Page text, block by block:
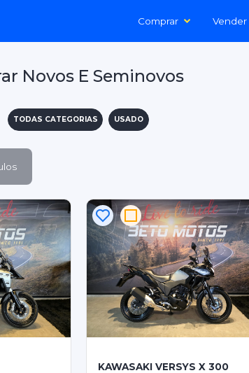
Comprar Vender
Novos E Seminovos
TODAS CATEGORIAS USADO
KAWASAKI VERSYS X 300